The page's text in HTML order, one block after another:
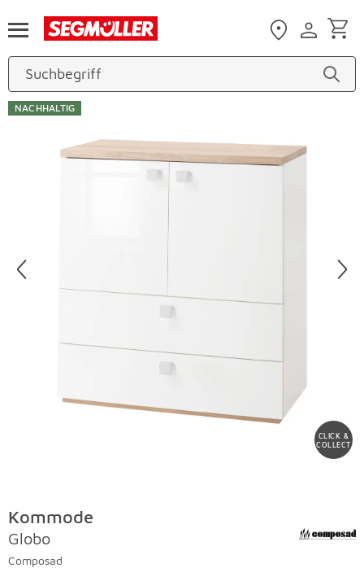
NACHHALTIG
CLICK &
COLLECT
Kommode
Globo
Composad